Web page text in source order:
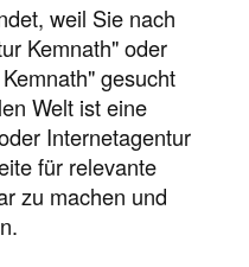
weil Sie nach
Kemnath" oder
gesucht
Welt ist eine
Internetagentur
für relevante
zu machen und